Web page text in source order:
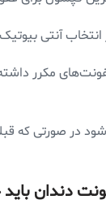
انتخاب آنتی
مکرر داشته
در صورتی که
دندان